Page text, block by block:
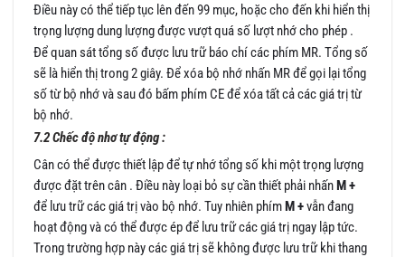
Điều này có thể tiếp tục lên đến 99 mục, hoặc cho đến khi hiển thị
trọng lượng dung lượng được vượt quá số lượt nhớ cho phép .
Để quan sát tổng số được lưu trữ báo chí các phím MR. Tổng số
sẽ là hiển thị trong 2 giây. Để xóa bộ nhớ nhấn MR để gọi lại tổng
số từ bộ nhớ và sau đó bấm phím CE để xóa tất cả các giá trị từ
bộ nhớ.
7.2 Chếc độ nhơ tự động :
Cân có thể được thiết lập để tự nhớ tổng số khi một trọng lượng
được đặt trên cân . Điều này loại bỏ sự cần thiết phải nhấnM +
để lưu trữ các giá trị vào bộ nhớ. Tuy nhiên phímM +vẫn đang
hoạt động và có thể được ép để lưu trữ các giá trị ngay lập tức.
Trong trường hợp này các giá trị sẽ không được lưu trữ khi thang